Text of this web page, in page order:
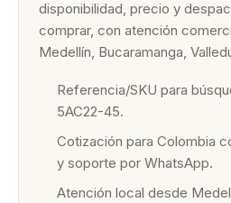
disponibilidad, precio y
comprar, con atención
Medellín, Bucaramanga,
Referencia/SKU para
5AC22-45.
Cotización para Colombia
y soporte por WhatsApp.
Atención local desde